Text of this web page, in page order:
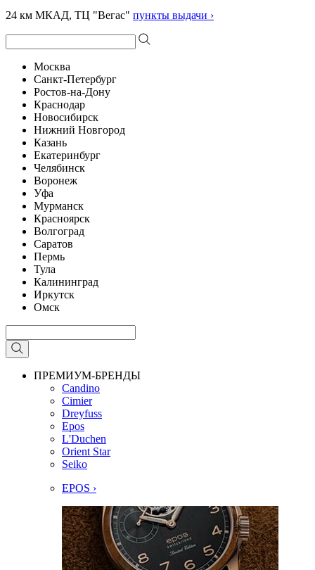
24 км МКАД, ТЦ "Вегас" пункты выдачи ›
Москва
Санкт-Петербург
Ростов-на-Дону
Краснодар
Новосибирск
Нижний Новгород
Казань
Екатеринбург
Челябинск
Воронеж
Уфа
Мурманск
Красноярск
Волгоград
Саратов
Пермь
Тула
Калининград
Иркутск
Омск
ПРЕМИУМ-БРЕНДЫ
Candino
Cimier
Dreyfuss
Epos
L'Duchen
Orient Star
Seiko
EPOS ›